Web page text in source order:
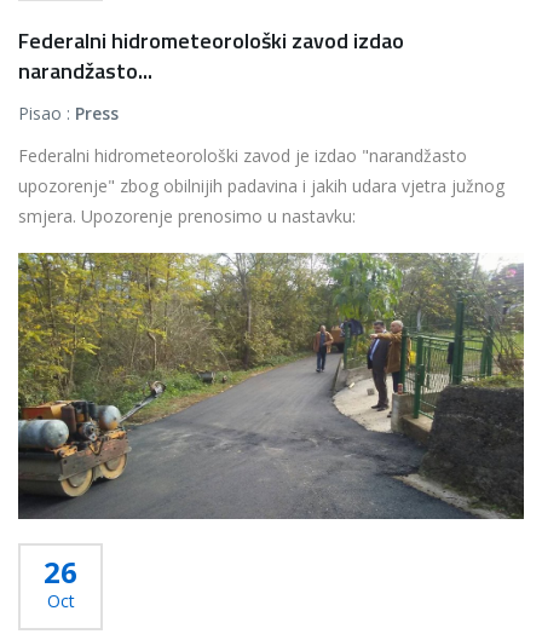
Federalni hidrometeorološki zavod izdao
narandžasto...
Pisao : Press
Federalni hidrometeorološki zavod je izdao "narandžasto
upozorenje" zbog obilnijih padavina i jakih udara vjetra južnog
smjera. Upozorenje prenosimo u nastavku:
...
Više...
26
Oct